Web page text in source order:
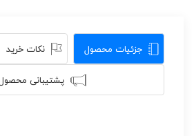
جزئیات محصول نکات خرید
پشتیبانی